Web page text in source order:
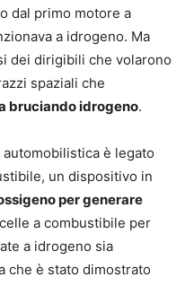
dal primo motore a
a idrogeno. Ma
dei dirigibili che volarono
spaziali che
bruciando idrogeno.
automobilistica è legato
un dispositivo in
per generare
celle a combustibile per
a idrogeno sia
che è stato dimostrato